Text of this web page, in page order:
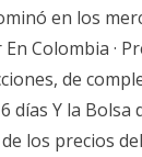
en los
En Colombia ·
de
días Y la
los precios